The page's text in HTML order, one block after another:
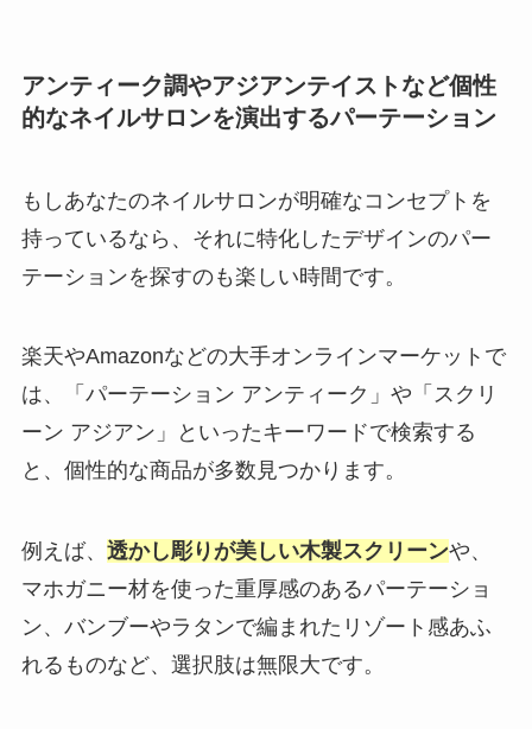
アンティーク調やアジアンテイストなど個性
的なネイルサロンを演出するパーテーション
もしあなたのネイルサロンが明確なコンセプトを
持っているなら、それに特化したデザインのパー
テーションを探すのも楽しい時間です。
楽天やAmazonなどの大手オンラインマーケットで
は、「パーテーション アンティーク」や「スクリ
ーン アジアン」といったキーワードで検索する
と、個性的な商品が多数見つかります。
例えば、 透かし彫りが美しい木製スクリーンや、
マホガニー材を使った重厚感のあるパーテーショ
ン、バンブーやラタンで編まれたリゾート感あふ
れるものなど、選択肢は無限大です。